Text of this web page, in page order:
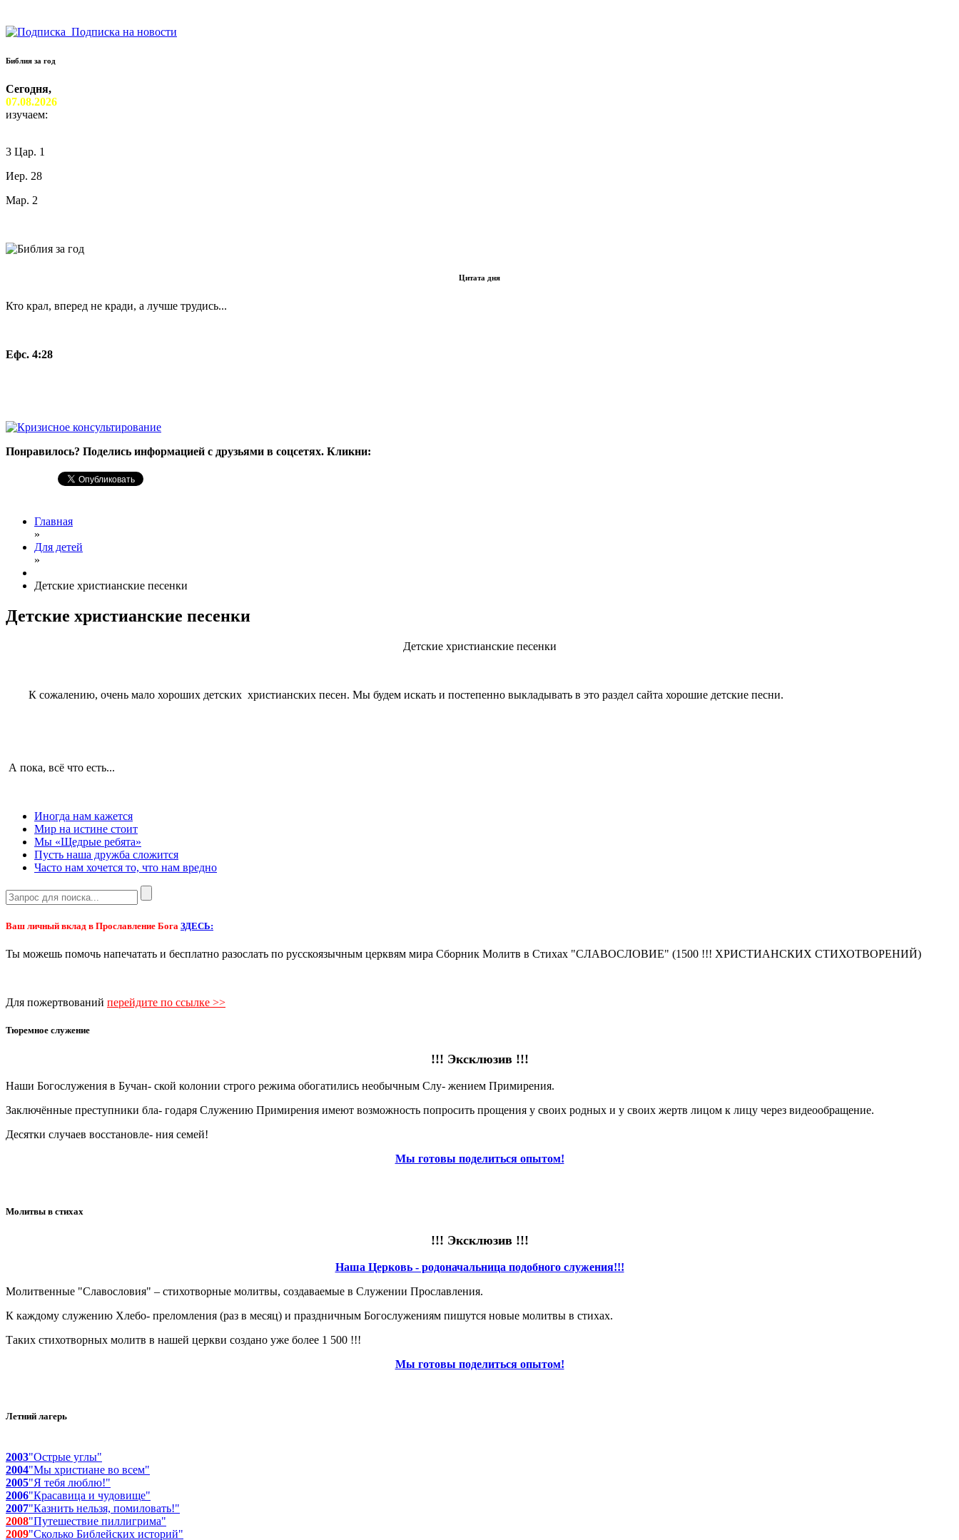
Подписка на новости
Библия за год
Сегодня,
07.08.2026
изучаем:
3 Цар. 1
Иер. 28
Мар. 2
Цитата дня
Кто крал, вперед не кради, а лучше трудись...
Ефс. 4:28
Понравилось? Поделись информацией с друзьями в соцсетях. Кликни:
Главная
»
Для детей
»
Детские христианские песенки
Детские христианские песенки
Детские христианские песенки
К сожалению, очень мало хороших детских христианских песен. Мы будем искать и постепенно выкладывать в это раздел сайта хорошие детские песни.
А пока, всё что есть...
Иногда нам кажется
Мир на истине стоит
Мы «Щедрые ребята»
Пусть наша дружба сложится
Часто нам хочется то, что нам вредно
Ваш личный вклад в Прославление Бога ЗДЕСЬ:
Ты можешь помочь напечатать и бесплатно разослать по русскоязычным церквям мира Сборник Молитв в Стихах "СЛАВОСЛОВИЕ" (1500 !!! ХРИСТИАНСКИХ СТИХОТВОРЕНИЙ)
Для пожертвований перейдите по ссылке >>
Тюремное служение
!!! Эксклюзив !!!
Наши Богослужения в Бучан- ской колонии строго режима обогатились необычным Слу- жением Примирения.
Заключённые преступники бла- годаря Служению Примирения имеют возможность попросить прощения у своих родных и у своих жертв лицом к лицу через видеообращение.
Десятки случаев восстановле- ния семей!
Мы готовы поделиться опытом!
Молитвы в стихах
!!! Эксклюзив !!!
Наша Церковь - родоначальница подобного служения!!!
Молитвенные "Славословия" – стихотворные молитвы, создаваемые в Служении Прославления.
К каждому служению Хлебо- преломления (раз в месяц) и праздничным Богослужениям пишутся новые молитвы в стихах.
Таких стихотворных молитв в нашей церкви создано уже более 1 500 !!!
Мы готовы поделиться опытом!
Летний лагерь
2003"Острые углы"
2004"Мы христиане во всем"
2005"Я тебя люблю!"
2006"Красавица и чудовище"
2007"Казнить нельзя, помиловать!"
2008"Путешествие пиллигрима"
2009"Сколько Библейских историй"